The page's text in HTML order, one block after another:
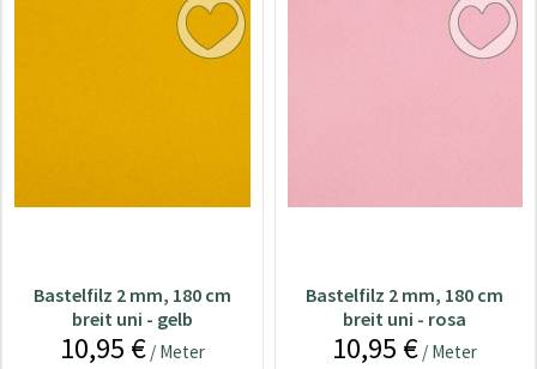
Bastelfilz 2 mm, 180 cm
breit uni - gelb
10,95 €/ Meter
Bastelfilz 2 mm, 180 cm
breit uni - rosa
10,95 € / Meter